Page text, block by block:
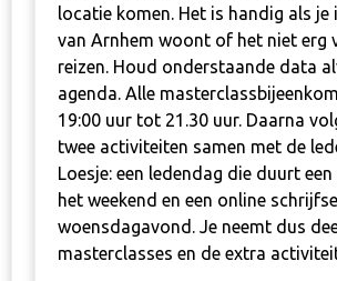
locatie komen. Het is handig als je
van Arnhem woont of het niet erg
reizen. Houd onderstaande data
agenda. Alle
19:00 uur tot 21.30 uur. Daarna
twee activiteiten samen met de
Loesje: een ledendag die duurt
het weekend en een online
woensdagavond. Je neemt dus
masterclasses en de extra